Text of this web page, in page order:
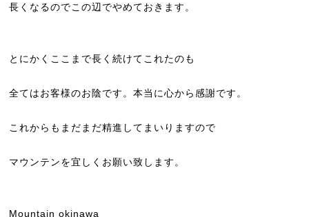
長くなるのでこの辺でやめておきます。
とにかくここまで長く続けてこれたのも
全てはお客様のお陰です。本当に心から感謝です。
これからもまだまだ精進してまいりますので
マウンテンを宜しくお願い致します。
Mountain okinawa